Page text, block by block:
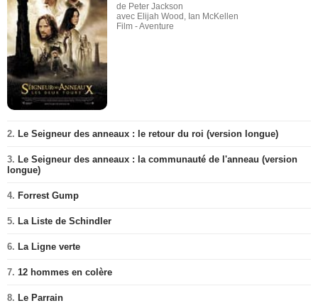
de Peter Jackson
avec Elijah Wood, Ian McKellen
Film - Aventure
2. Le Seigneur des anneaux : le retour du roi (version longue)
3. Le Seigneur des anneaux : la communauté de l'anneau (version
longue)
4. Forrest Gump
5. La Liste de Schindler
6. La Ligne verte
7. 12 hommes en colère
8. Le Parrain